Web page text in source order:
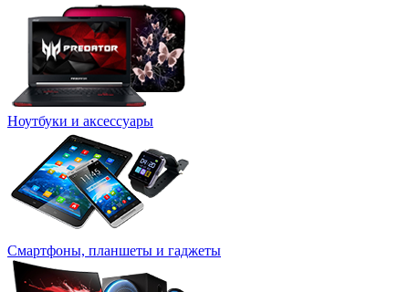
Ноутбуки и аксессуары
Смартфоны, планшеты и гаджеты